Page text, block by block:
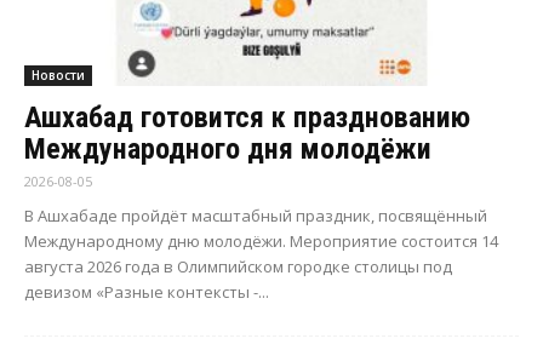
Новости
Ашхабад готовится к празднованию
Международного дня молодёжи
2026-08-05
В Ашхабаде пройдёт масштабный праздник, посвящённый
Международному дню молодёжи. Мероприятие состоится 14
августа 2026 года в Олимпийском городке столицы под
девизом «Разные контексты -...